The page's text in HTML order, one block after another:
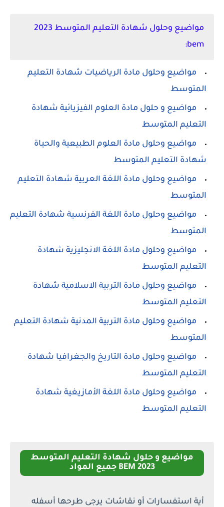
مواضيع وحلول شهادة التعليم المتوسط 2023
bem:
مواضيع وحلول مادة الرياضيات شهادة التعليم
المتوسط
مواضيع و حلول مادة العلوم الفيزيائية شهادة
التعليم المتوسط
مواضيع وحلول مادة العلوم الطبيعية والحياة
شهادة التعليم المتوسط
مواضيع وحلول مادة اللغة العربية شهادة التعليم
المتوسط
مواضيع وحلول مادة اللغة الفرنسية شهادة التعليم
المتوسط
مواضيع وحلول مادة اللغة الانجليزية شهادة
التعليم المتوسط
مواضيع وحلول مادة التربية الاسلامية شهادة
التعليم المتوسط
مواضيع وحلول مادة التربية المدنية شهادة التعليم
المتوسط
مواضيع وحلول مادة التاريخ والجغرافيا شهادة
التعليم المتوسط
مواضيع وحلول مادة اللغة الأمازيغية شهادة
التعليم المتوسط
مواضيع و حلول شهادة التعليم المتوسط
2023 BEM جميع المواد
أية استفسارات أو نقاشات يرجى طرحها أسفله